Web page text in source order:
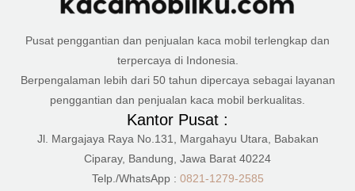
Pusat penggantian dan penjualan kaca mobil terlengkap dan
terpercaya di Indonesia.
Berpengalaman lebih dari 50 tahun dipercaya sebagai layanan
penggantian dan penjualan kaca mobil berkualitas.
Kantor Pusat :
Jl. Margajaya Raya No.131, Margahayu Utara, Babakan
Ciparay, Bandung, Jawa Barat 40224
Telp./WhatsApp : 0821-1279-2585